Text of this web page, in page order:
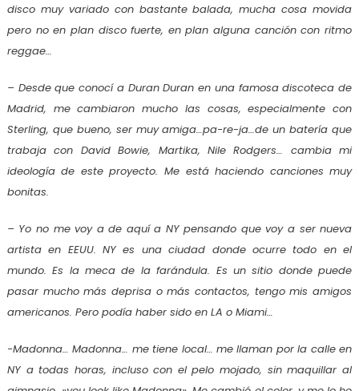
disco muy variado con bastante balada, mucha cosa movida
pero no en plan disco fuerte, en plan alguna canción con ritmo
reggae…
– Desde que conocí a Duran Duran en una famosa discoteca de
Madrid, me cambiaron mucho las cosas, especialmente con
Sterling, que bueno, ser muy amiga…pa-re-ja…de un batería que
trabaja con David Bowie, Martika, Nile Rodgers… cambia mi
ideología de este proyecto. Me está haciendo canciones muy
bonitas.
– Yo no me voy a de aquí a NY pensando que voy a ser nueva
artista en EEUU. NY es una ciudad donde ocurre todo en el
mundo. Es la meca de la farándula. Es un sitio donde puede
pasar mucho más deprisa o más contactos, tengo mis amigos
americanos. Pero podía haber sido en LA o Miami…
-Madonna… Madonna… me tiene local… me llaman por la calle en
NY a todas horas, incluso con el pelo mojado, sin maquillar al